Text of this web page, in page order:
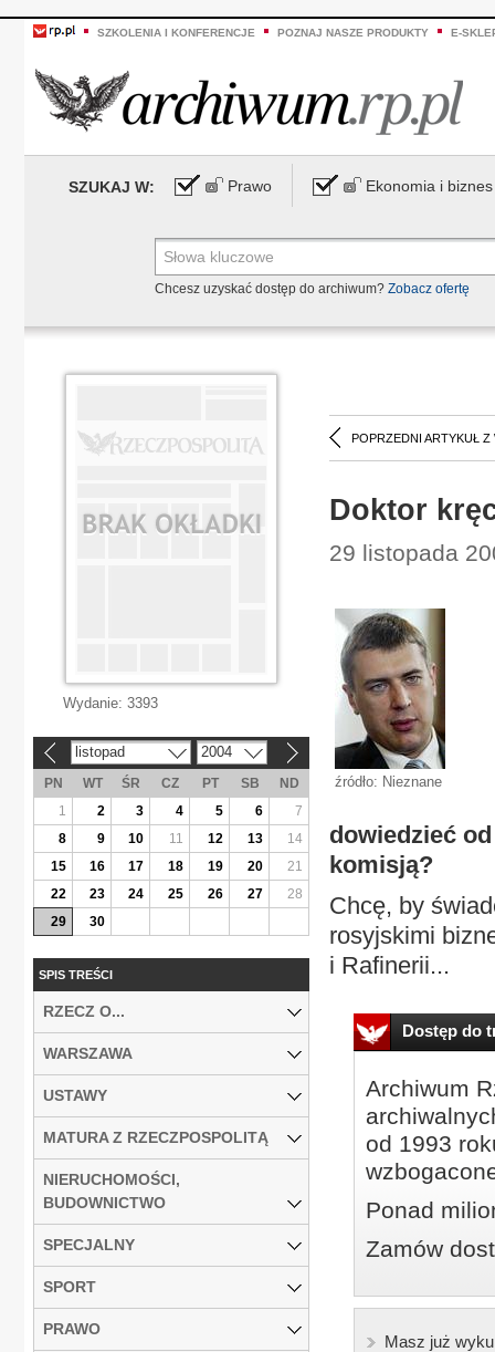
SZKOLENIA I KONFERENCJE POZNAJ NASZE PRODUKTY E-
SZUKAJ W: Prawo Ekonomia i biznes
Chcesz uzyskać dostęp do archiwum? Zobacz ofertę
POPRZEDNI ARTYKUŁ Z
Doktor
29 listopada
źródło: Nieznane
dowiedzieć
komisją?
Chcę, by
rosyjskimi
i Rafinerii...
Dostęp do
Archiwum
od 1993
Ponad
Zamów
Masz już
Wydanie: 3393
listopad 2004
PN WT ŚR CZ PT SB
ND
1
2 3 4 5 6
7
8
9 10 11 12 13
14
15
16 17 18 19 20
21
22
23 24 25 26 27
28
29
30
SPIS TREŚCI
RZECZ O...
WARSZAWA
USTAWY
MATURA Z RZECZPOSPOLITĄ
NIERUCHOMOŚCI,
BUDOWNICTWO
SPECJALNY
SPORT
PRAWO